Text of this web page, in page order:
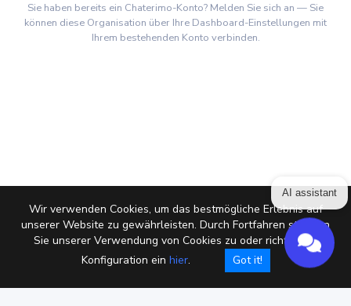
Wir verwenden Cookies, um das bestmögliche Erlebnis auf
unserer Website zu gewährleisten. Durch Fortfahren stimmen
Sie unserer Verwendung von Cookies zu oder richten die
Konfiguration ein hier. Got it!
Sie haben bereits ein Chaterimo-Konto? Melden Sie sich an — Sie
können diese Organisation über Ihre Dashboard-Einstellungen mit
Ihrem bestehenden Konto verbinden.
AI assistant